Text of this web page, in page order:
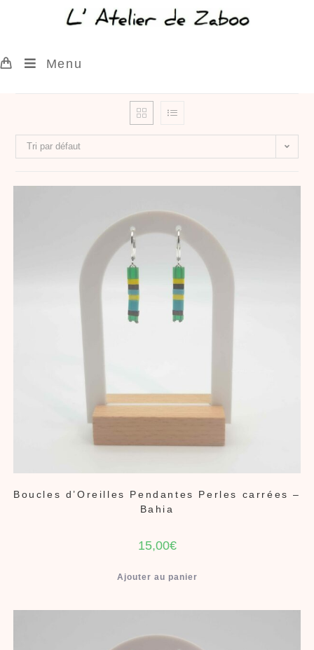
Menu
Tri par défaut
Boucles d’Oreilles Pendantes Perles carrées –
Bahia
15,00€
Ajouter au panier